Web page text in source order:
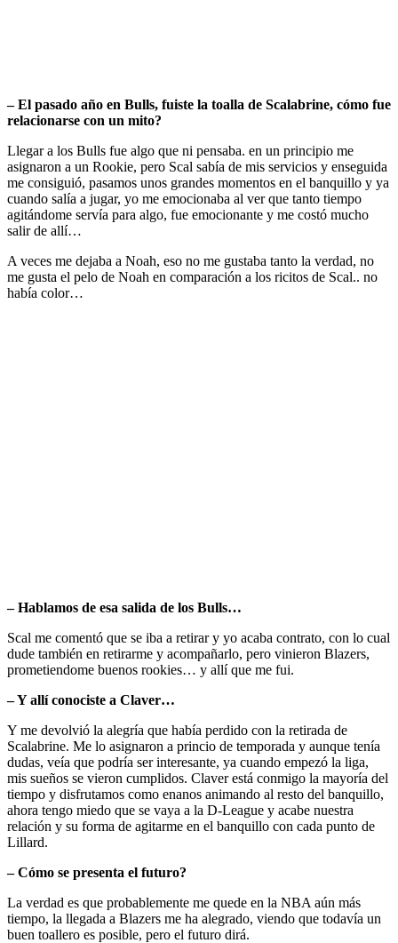
– El pasado año en Bulls, fuiste la toalla de Scalabrine, cómo fue
relacionarse con un mito?
Llegar a los Bulls fue algo que ni pensaba. en un principio me
asignaron a un Rookie, pero Scal sabía de mis servicios y enseguida
me consiguió, pasamos unos grandes momentos en el banquillo y ya
cuando salía a jugar, yo me emocionaba al ver que tanto tiempo
agitándome servía para algo, fue emocionante y me costó mucho
salir de allí…
A veces me dejaba a Noah, eso no me gustaba tanto la verdad, no
me gusta el pelo de Noah en comparación a los ricitos de Scal.. no
había color…
– Hablamos de esa salida de los Bulls…
Scal me comentó que se iba a retirar y yo acaba contrato, con lo cual
dude también en retirarme y acompañarlo, pero vinieron Blazers,
prometiendome buenos rookies… y allí que me fui.
– Y allí conociste a Claver…
Y me devolvió la alegría que había perdido con la retirada de
Scalabrine. Me lo asignaron a princio de temporada y aunque tenía
dudas, veía que podría ser interesante, ya cuando empezó la liga,
mis sueños se vieron cumplidos. Claver está conmigo la mayoría del
tiempo y disfrutamos como enanos animando al resto del banquillo,
ahora tengo miedo que se vaya a la D-League y acabe nuestra
relación y su forma de agitarme en el banquillo con cada punto de
Lillard.
– Cómo se presenta el futuro?
La verdad es que probablemente me quede en la NBA aún más
tiempo, la llegada a Blazers me ha alegrado, viendo que todavía un
buen toallero es posible, pero el futuro dirá.